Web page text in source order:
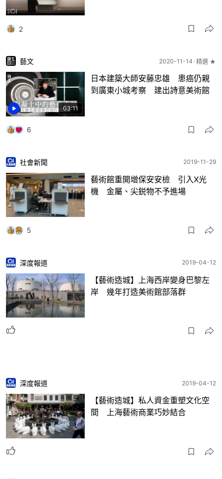
2
03:11
藝文 2020-11-14 精選 ★
日本建築大師安藤忠雄 患癌仍親
到廣東小城考察 建出詩意美術館
6
社會新聞 2019-11-29
藝術館重開增保安安檢 引入X光
機 金屬、尖鋭物不予進場
5
深度報道 2019-04-12
【藝術造城】上海西岸變身巴黎左
岸 幾年打造美術館部落群
深度報道 2019-04-12
【藝術造城】私人資金重塑文化空
間 上海藝術商業巧妙結合